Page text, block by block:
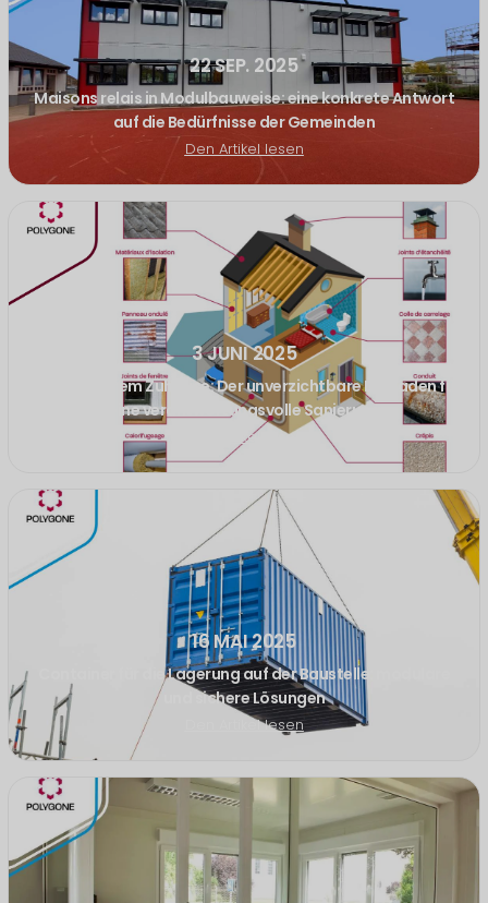
22 SEP. 2025
Maisons relais in Modulbauweise: eine konkrete Antwort
auf die Bedürfnisse der Gemeinden
Den Artikel lesen
3 JUNI 2025
Asbest in Ihrem Zuhause: Der unverzichtbare Leitfaden für
eine verantwortungsvolle Sanierung
Den Artikel lesen
16 MAI 2025
Container für die Lagerung auf der Baustelle: modulare
und sichere Lösungen
Den Artikel lesen